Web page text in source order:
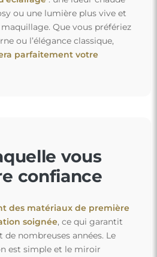
ou une lumière plus vive et
Que vous préfériez
ou l’élégance classique,
parfaitement votre
vous
confiance
des matériaux de première
soignée, ce qui garantit
nombreuses années. Le
est simple et le miroir